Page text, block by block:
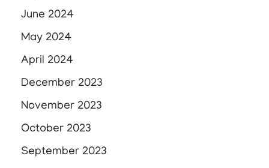
June 2024
May 2024
April 2024
December 2023
November 2023
October 2023
September 2023